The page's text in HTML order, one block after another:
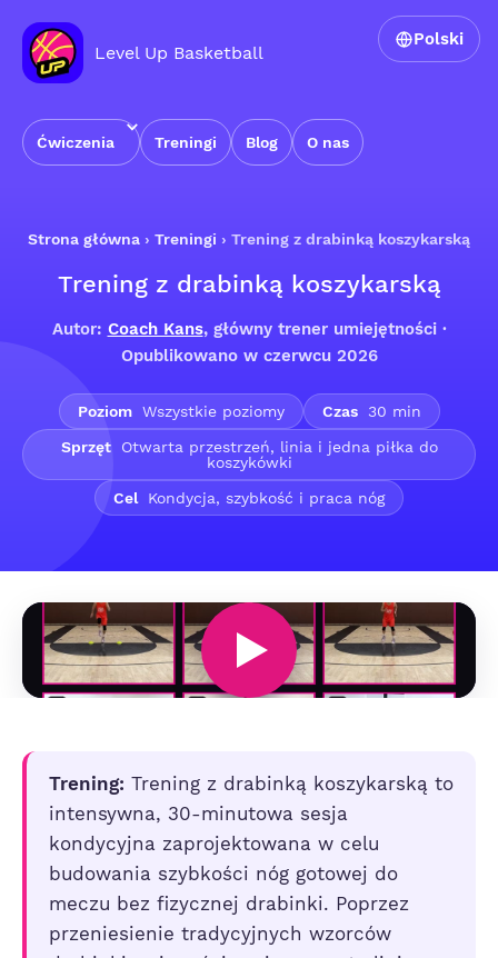
Level Up Basketball
Ćwiczenia Treningi Blog O nas
Polski
Strona główna › Treningi › Trening z drabinką koszykarską
Trening z drabinką koszykarską
Autor: Coach Kans, główny trener umiejętności ·
Opublikowano w czerwcu 2026
Poziom Wszystkie poziomy Czas
30 min
Sprzęt
Otwarta przestrzeń, linia i jedna piłka do
koszykówki
Cel
Kondycja, szybkość i praca nóg
Trening: Trening z drabinką koszykarską to
intensywna, 30-minutowa sesja
kondycyjna zaprojektowana w celu
budowania szybkości nóg gotowej do
meczu bez fizycznej drabinki. Poprzez
przeniesienie tradycyjnych wzorców